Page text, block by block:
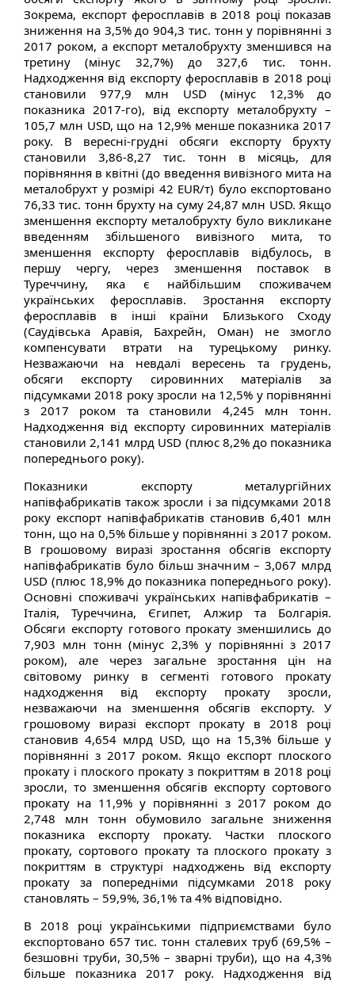
Зокрема, експорт феросплавів в 2018 році показав
зниження на 3,5% до 904,3 тис. тонн у порівнянні з
2017 роком, а експорт металобрухту зменшився на
третину (мінус 32,7%) до 327,6 тис. тонн.
Надходження від експорту феросплавів в 2018 році
становили 977,9 млн USD (мінус 12,3% до
показника 2017-го), від експорту металобрухту –
105,7 млн USD, що на 12,9% менше показника 2017
року. В вересні-грудні обсяги експорту брухту
становили 3,86-8,27 тис. тонн в місяць, для
порівняння в квітні (до введення вивізного мита на
металобрухт у розмірі 42 EUR/т) було експортовано
76,33 тис. тонн брухту на суму 24,87 млн USD. Якщо
зменшення експорту металобрухту було викликане
введенням збільшеного вивізного мита, то
зменшення експорту феросплавів відбулось, в
першу чергу, через зменшення поставок в
Туреччину, яка є найбільшим споживачем
українських феросплавів. Зростання експорту
феросплавів в інші країни Близького Сходу
(Саудівська Аравія, Бахрейн, Оман) не змогло
компенсувати втрати на турецькому ринку.
Незважаючи на невдалі вересень та грудень,
обсяги експорту сировинних матеріалів за
підсумками 2018 року зросли на 12,5% у порівнянні
з 2017 роком та становили 4,245 млн тонн.
Надходження від експорту сировинних матеріалів
становили 2,141 млрд USD (плюс 8,2% до показника
попереднього року).
Показники експорту металургійних
напівфабрикатів також зросли і за підсумками 2018
року експорт напівфабрикатів становив 6,401 млн
тонн, що на 0,5% більше у порівнянні з 2017 роком.
В грошовому виразі зростання обсягів експорту
напівфабрикатів було більш значним – 3,067 млрд
USD (плюс 18,9% до показника попереднього року).
Основні споживачі українських напівфабрикатів –
Італія, Туреччина, Єгипет, Алжир та Болгарія.
Обсяги експорту готового прокату зменшились до
7,903 млн тонн (мінус 2,3% у порівнянні з 2017
роком), але через загальне зростання цін на
світовому ринку в сегменті готового прокату
надходження від експорту прокату зросли,
незважаючи на зменшення обсягів експорту. У
грошовому виразі експорт прокату в 2018 році
становив 4,654 млрд USD, що на 15,3% більше у
порівнянні з 2017 роком. Якщо експорт плоского
прокату і плоского прокату з покриттям в 2018 році
зросли, то зменшення обсягів експорту сортового
прокату на 11,9% у порівнянні з 2017 роком до
2,748 млн тонн обумовило загальне зниження
показника експорту прокату. Частки плоского
прокату, сортового прокату та плоского прокату з
покриттям в структурі надходжень від експорту
прокату за попередніми підсумками 2018 року
становлять – 59,9%, 36,1% та 4% відповідно.
В 2018 році українськими підприємствами було
експортовано 657 тис. тонн сталевих труб (69,5% –
безшовні труби, 30,5% – зварні труби), що на 4,3%
більше показника 2017 року. Надходження від